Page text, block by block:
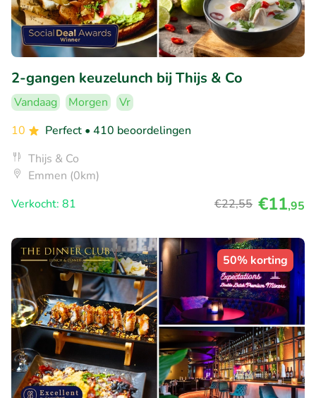
2-gangen keuzelunch bij Thijs & Co
Vandaag Morgen
Vr
10
Perfect • 410 beoordelingen
Thijs & Co
Emmen (0km)
Verkocht: 81
€22,55 €11,95
50% korting